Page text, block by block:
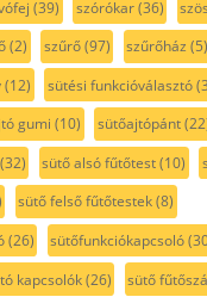
(39) szórókar(36)
(2) szűrő(97) szűrőház (5)
(12) sütési funkcióválasztó
gumi (10) sütőajtópánt
sütő alsó fűtőtest(10)
sütő felső fűtőtestek(8)
(26) sütőfunkciókapcsoló
kapcsolók(26) sütő